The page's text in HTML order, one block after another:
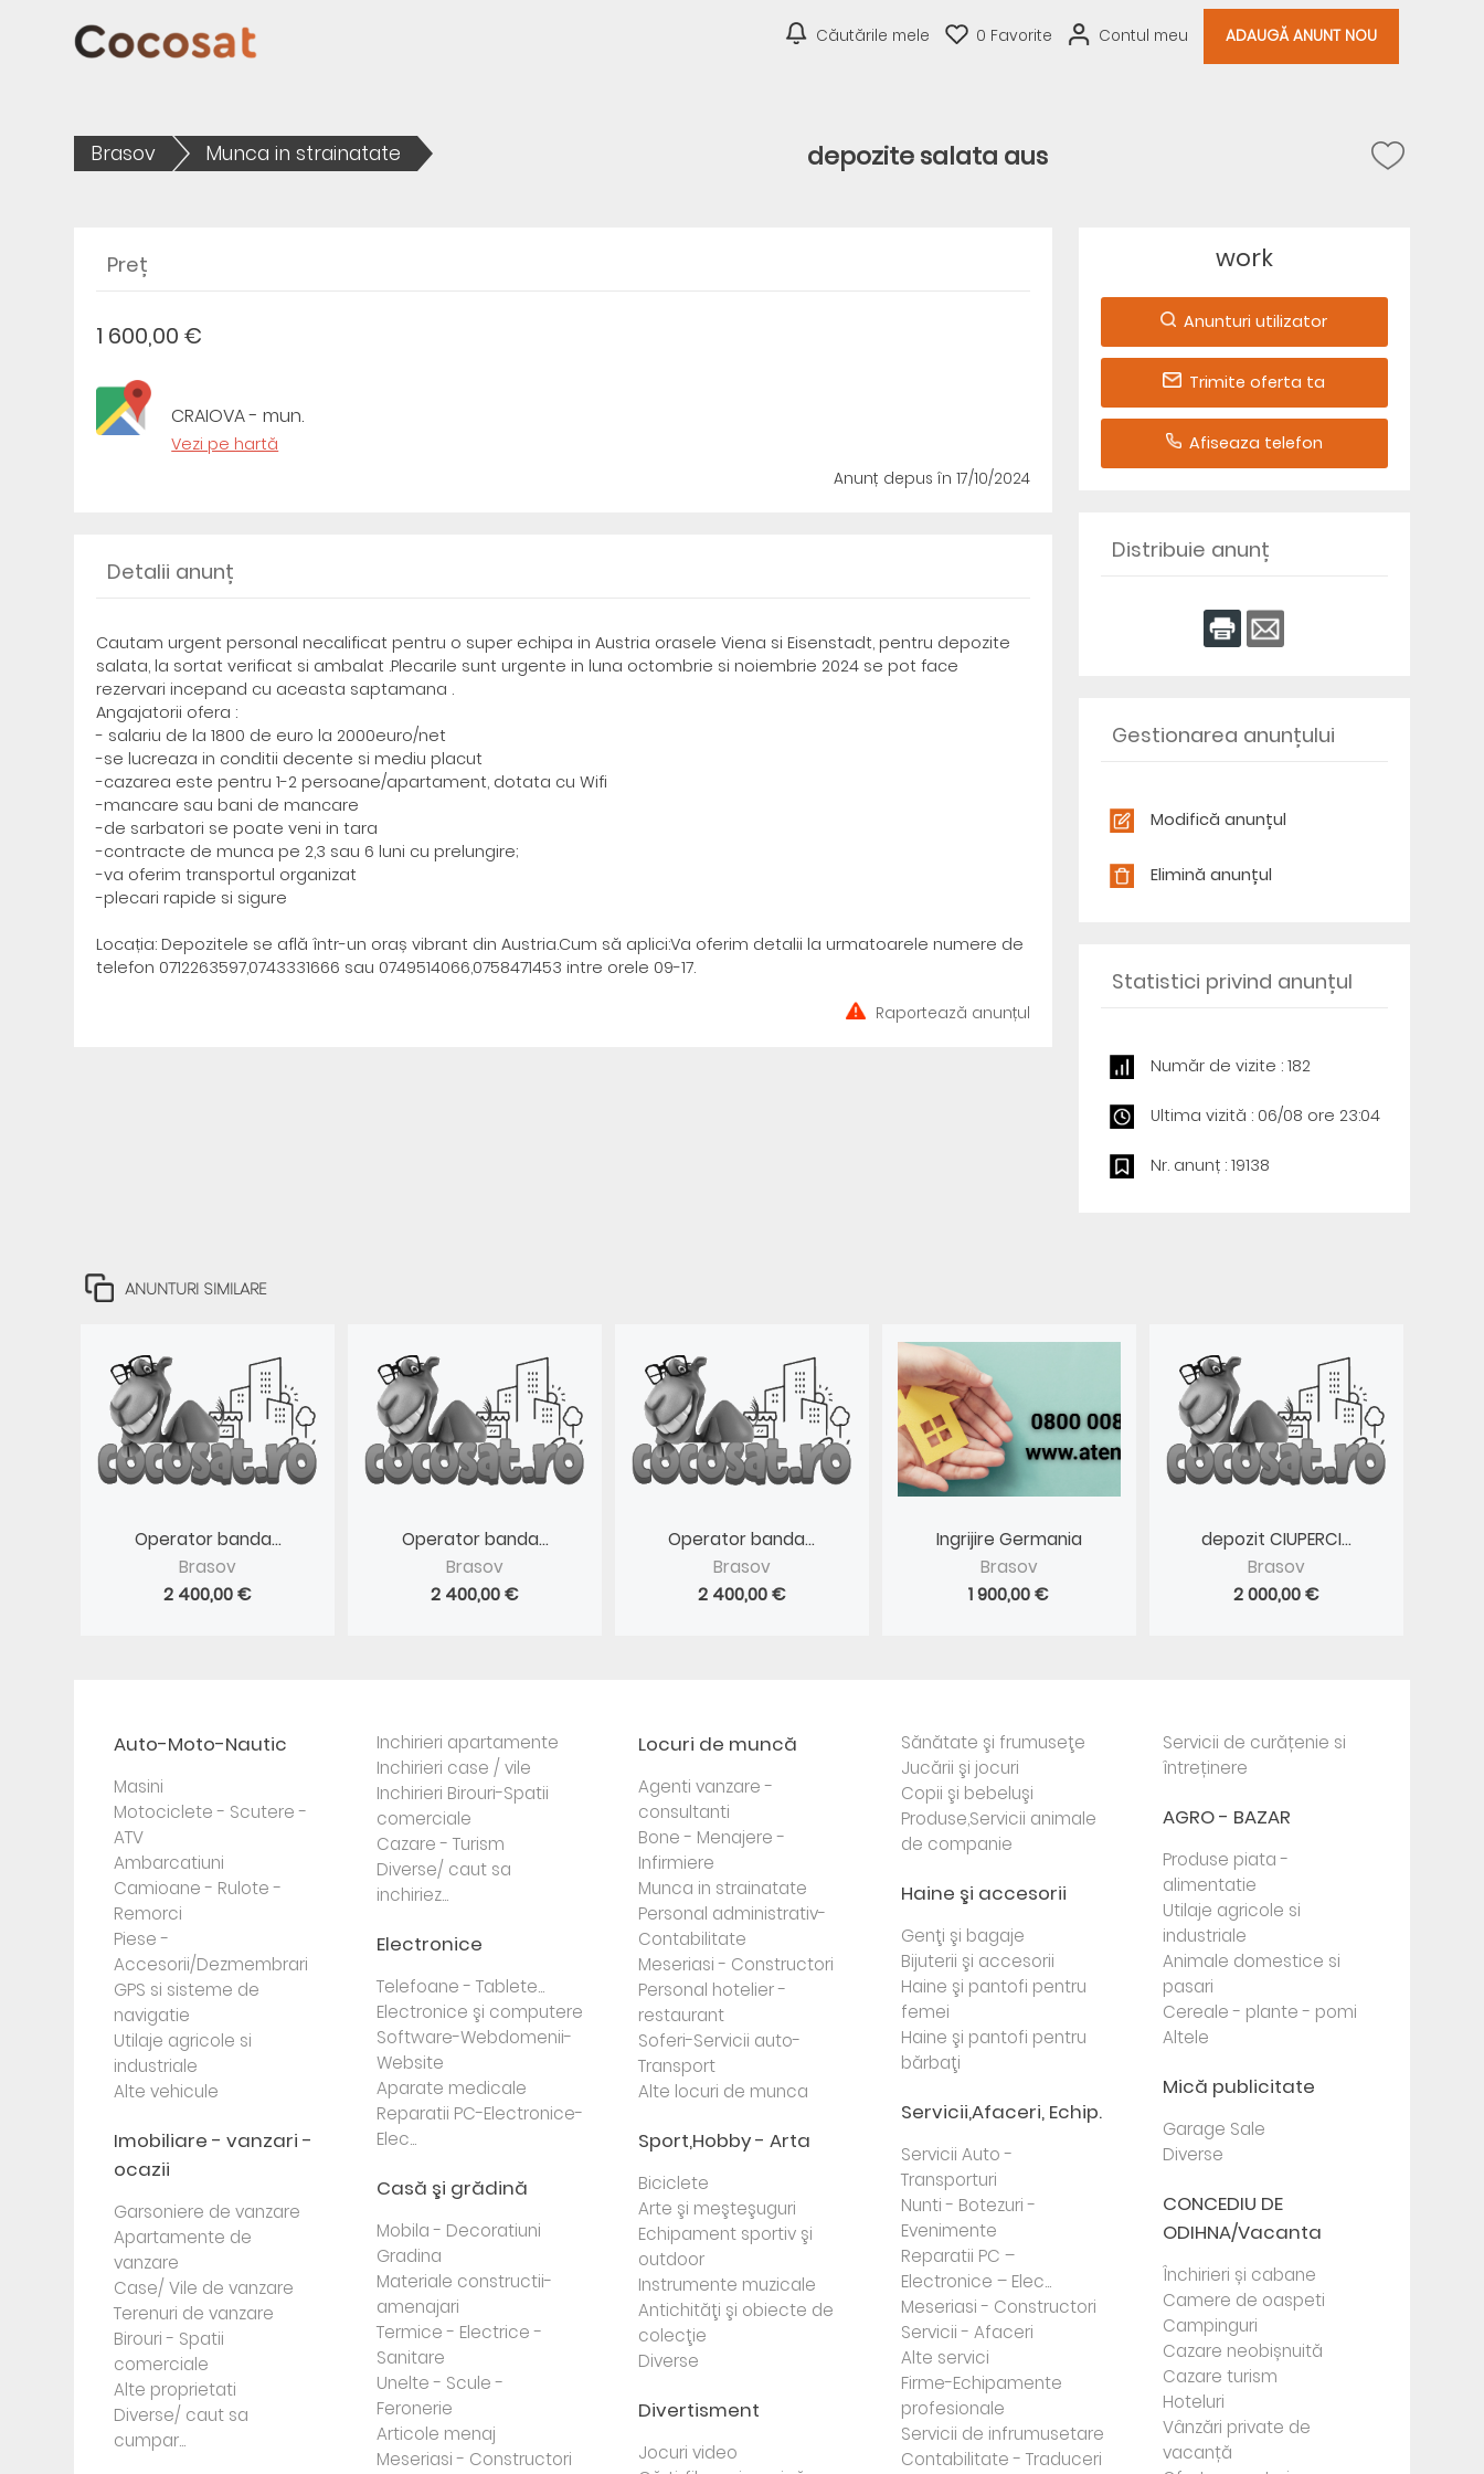
Căutările mele 0 Favorite Contul meu ADAUGĂ ANUNT NOU
Brasov Munca in strainatate depozite salata aus
Preț
1 600,00 €
CRAIOVA - mun.
Vezi pe hartă
Anunț depus în 17/10/2024
Detalii anunț
Cautam urgent personal necalificat pentru o super echipa in Austria orasele Viena si Eisenstadt, pentru depozite
salata, la sortat verificat si ambalat .Plecarile sunt urgente in luna octombrie si noiembrie 2024 se pot face
rezervari incepand cu aceasta saptamana .
Angajatorii ofera :
- salariu de la 1800 de euro la 2000euro/net
-se lucreaza in conditii decente si mediu placut
-cazarea este pentru 1-2 persoane/apartament, dotata cu Wifi
-mancare sau bani de mancare
-de sarbatori se poate veni in tara
-contracte de munca pe 2,3 sau 6 luni cu prelungire;
-va oferim transportul organizat
-plecari rapide si sigure
Locația: Depozitele se află într-un oraș vibrant din Austria.Cum să aplici:Va oferim detalii la urmatoarele numere de
telefon 0712263597,0743331666 sau 0749514066,0758471453 intre orele 09-17.
Raportează anunțul
work
Anunturi utilizator
Trimite oferta ta
Afiseaza telefon
Distribuie anunț
Gestionarea anunțului
Modifică anunțul
Elimină anunțul
Statistici privind anunțul
Număr de vizite : 182
Ultima vizită : 06/08 ore 23:04
Nr. anunț : 19138
ANUNTURI SIMILARE
Operator banda...
Brasov
2 400,00 €
Operator banda...
Brasov
2 400,00 €
Operator banda...
Brasov
2 400,00 €
Ingrijire Germania
Brasov
1 900,00 €
depozit CIUPERCI...
Brasov
2 000,00 €
Auto-Moto-Nautic
Masini
Motociclete - Scutere -
ATV
Ambarcatiuni
Camioane - Rulote -
Remorci
Piese -
Accesorii/Dezmembrari
GPS si sisteme de
navigatie
Utilaje agricole si
industriale
Alte vehicule
Imobiliare - vanzari -
ocazii
Garsoniere de vanzare
Apartamente de
vanzare
Case/ Vile de vanzare
Terenuri de vanzare
Birouri - Spatii
comerciale
Alte proprietati
Diverse/ caut sa
cumpar...
Inchirieri apartamente
Inchirieri case / vile
Inchirieri Birouri-Spatii
comerciale
Cazare - Turism
Diverse/ caut sa
inchiriez...
Electronice
Telefoane - Tablete...
Electronice şi computere
Software-Webdomenii-
Website
Aparate medicale
Reparatii PC-Electronice-
Elec...
Casă şi grădină
Mobila - Decoratiuni
Gradina
Materiale constructii-
amenajari
Termice - Electrice -
Sanitare
Unelte - Scule -
Feronerie
Articole menaj
Meseriasi - Constructori
Locuri de muncă
Agenti vanzare -
consultanti
Bone - Menajere -
Infirmiere
Munca in strainatate
Personal administrativ-
Contabilitate
Meseriasi - Constructori
Personal hotelier -
restaurant
Soferi-Servicii auto-
Transport
Alte locuri de munca
Sport,Hobby - Arta
Biciclete
Arte şi meşteşuguri
Echipament sportiv şi
outdoor
Instrumente muzicale
Antichităţi şi obiecte de
colecţie
Diverse
Divertisment
Jocuri video
Sănătate şi frumuseţe
Jucării şi jocuri
Copii şi bebeluşi
Produse,Servicii animale
de companie
Haine şi accesorii
Genţi şi bagaje
Bijuterii şi accesorii
Haine şi pantofi pentru
femei
Haine şi pantofi pentru
bărbaţi
Servicii,Afaceri, Echip.
Servicii Auto -
Transporturi
Nunti - Botezuri -
Evenimente
Reparatii PC –
Electronice – Elec...
Meseriasi - Constructori
Servicii - Afaceri
Alte servici
Firme-Echipamente
profesionale
Servicii de infrumusetare
Contabilitate - Traduceri
Servicii de curățenie si
întreținere
AGRO - BAZAR
Produse piata -
alimentatie
Utilaje agricole si
industriale
Animale domestice si
pasari
Cereale - plante - pomi
Altele
Mică publicitate
Garage Sale
Diverse
CONCEDIU DE
ODIHNA/Vacanta
Închirieri și cabane
Camere de oaspeti
Campinguri
Cazare neobișnuită
Cazare turism
Hoteluri
Vânzări private de
vacanță